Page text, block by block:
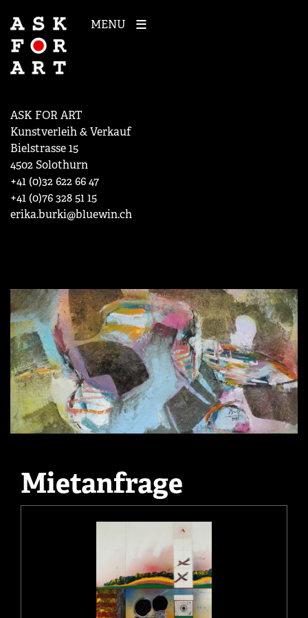
MENU
ASK FOR ART
Kunstverleih & Verkauf
Bielstrasse 15
4502 Solothurn
+41 (0)32 622 66 47
+41 (0)76 328 51 15
erika.burki@bluewin.ch
Mietanfrage